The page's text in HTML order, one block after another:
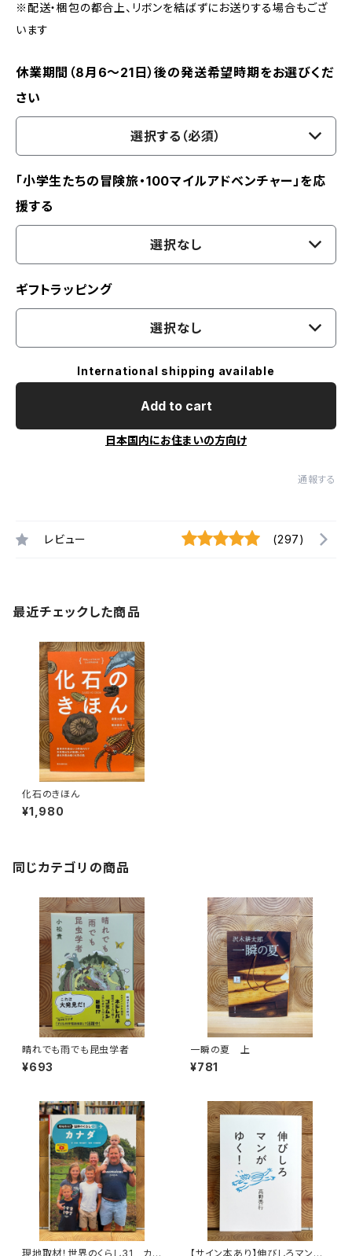
※配送・梱包の都合上、リボンを結ばずにお送りする場合もござ
います
休業期間（8月6〜21日）後の発送希望時期をお選びくだ
さい
選択する（必須）
「小学生たちの冒険旅・100マイルアドベンチャー」を応
援する
選択なし
ギフトラッピング
選択なし
International shipping available
Add to cart
日本国内にお住まいの方向け
通報する
レビュー (297)
最近チェックした商品
化石のきほん
¥1,980
同じカテゴリの商品
晴れでも雨でも昆虫学者
¥693
一瞬の夏 上
¥781
現地取材！世界のくらし31 カナ 【サイン本あり】伸びしろマンが